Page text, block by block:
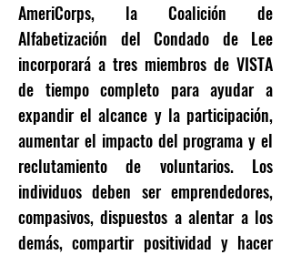
AmeriCorps, la Coalición de
Alfabetización del Condado de Lee
incorporará a tres miembros de VISTA
de tiempo completo para ayudar a
expandir el alcance y la participación,
aumentar el impacto del programa y el
reclutamiento de voluntarios. Los
individuos deben ser emprendedores,
compasivos, dispuestos a alentar a los
demás, compartir positividad y hacer